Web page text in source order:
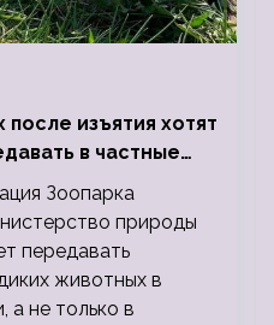
изъятия хотят
в частные
Зоопарка
природы
передавать
животных в
а не только в